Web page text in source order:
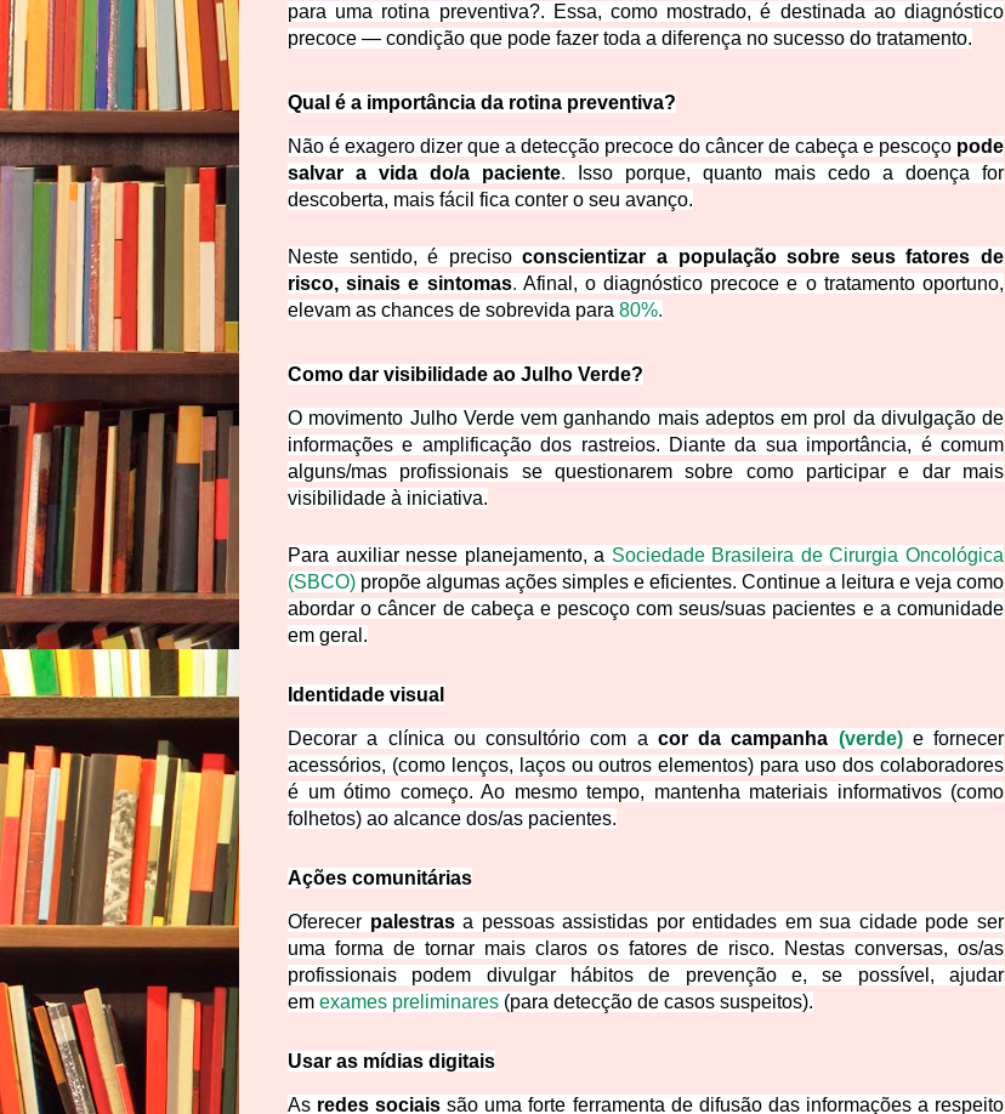
para uma rotina preventiva?. Essa, como mostrado, é destinada ao diagnóstico
precoce — condição que pode fazer toda a diferença no sucesso do tratamento.
Qual é a importância da rotina preventiva?
Não é exagero dizer que a detecção precoce do câncer de cabeça e pescoço pode
salvar a vida do/a paciente.
Isso porque, quanto mais cedo a doença for
descoberta, mais fácil fica conter o seu avanço.
Neste sentido, é preciso conscientizar a população sobre seus fatores de
risco,sinais e sintomas. Afinal, o diagnóstico precoce e o tratamento oportuno,
elevam as chances de sobrevida para 80%.
Como dar visibilidade ao Julho Verde?
O movimento Julho Verde vem ganhando mais adeptos em prol da divulgação de
informações e amplificação dos rastreios. Diante da sua importância, é comum
alguns/mas profissionais se questionarem sobre como participar e dar mais
visibilidade à iniciativa.
Para auxiliar nesse planejamento, a Sociedade Brasileira de Cirurgia Oncológica
(SBCO) propõe algumas ações simples e eficientes. Continue a leitura e veja como
abordar o câncer de cabeça e pescoço com seus/suas pacientes e a comunidade
em geral.
Identidade visual
Decorar a clínica ou consultório com a cor da campanha (verde) e fornecer
acessórios, (como lenços, laços ou outros elementos) para uso dos colaboradores
é um ótimo começo. Ao mesmo tempo, mantenha materiais informativos (como
folhetos) ao alcance dos/as pacientes.
Ações comunitárias
Oferecer palestras a pessoas assistidas por entidades em sua cidade pode ser
uma forma de tornar mais claros os fatores de risco. Nestas conversas, os/as
profissionais podem divulgar hábitos de prevenção e, se possível, ajudar
em exames preliminares (para detecção de casos suspeitos).
Usar as mídias digitais
As redes sociais são uma forte ferramenta de difusão das informações a respeito